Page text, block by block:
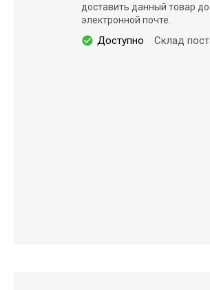
доставить данный товар
электронной почте.
Доступно Склад